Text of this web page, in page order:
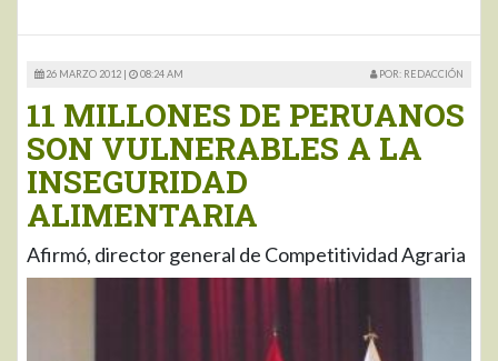
26 MARZO 2012 | 08:24 AM POR: REDACCIÓN
11 MILLONES DE PERUANOS
SON VULNERABLES A LA
INSEGURIDAD
ALIMENTARIA
Afirmó, director general de Competitividad Agraria